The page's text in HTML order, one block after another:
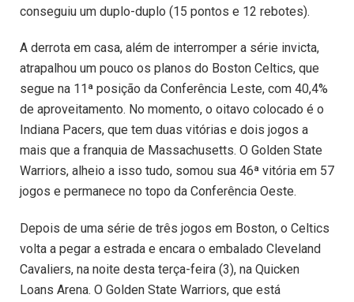
conseguiu um duplo-duplo (15 pontos e 12 rebotes).
A derrota em casa, além de interromper a série invicta,
atrapalhou um pouco os planos do Boston Celtics, que
segue na 11ª posição da Conferência Leste, com 40,4%
de aproveitamento. No momento, o oitavo colocado é o
Indiana Pacers, que tem duas vitórias e dois jogos a
mais que a franquia de Massachusetts. O Golden State
Warriors, alheio a isso tudo, somou sua 46ª vitória em 57
jogos e permanece no topo da Conferência Oeste.
Depois de uma série de três jogos em Boston, o Celtics
volta a pegar a estrada e encara o embalado Cleveland
Cavaliers, na noite desta terça-feira (3), na Quicken
Loans Arena. O Golden State Warriors, que está